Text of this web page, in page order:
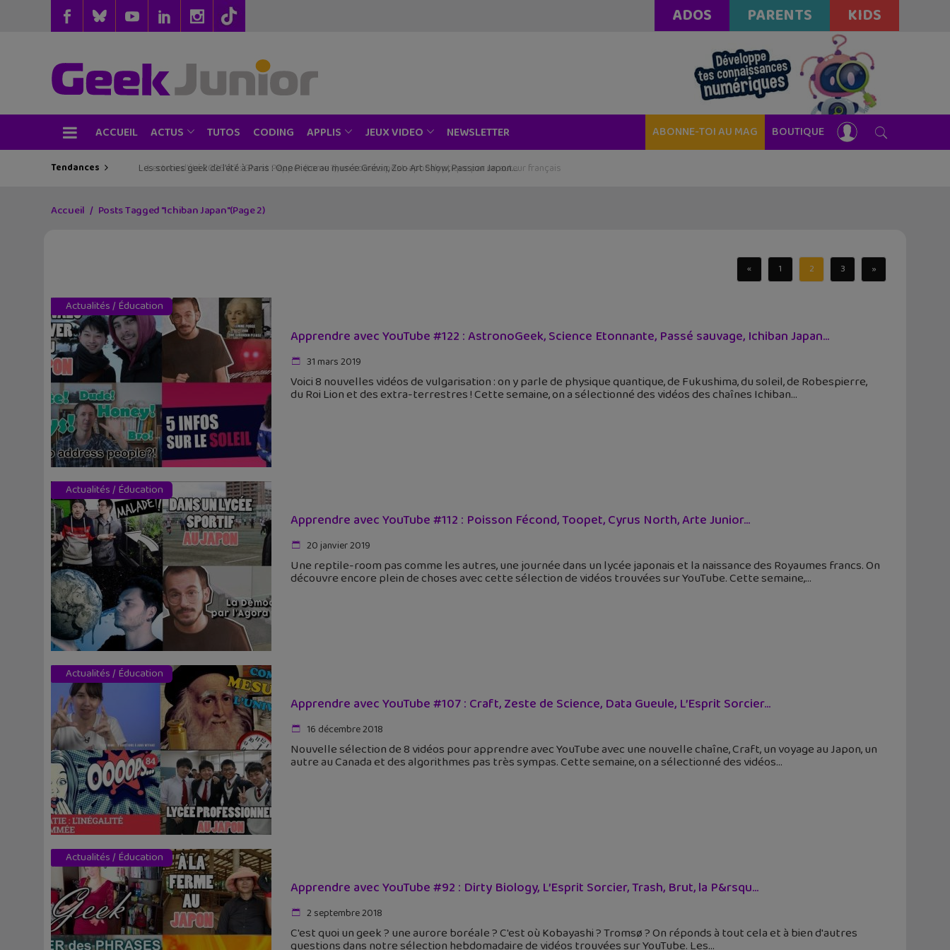
ADOS PARENTS KIDS
ACCUEIL ACTUS TUTOS CODING APPLIS JEUX VIDEO NEWSLETTER ABONNE-TOI AU MAG BOUTIQUE
Tendances Les sorties geek de l’été à Paris : One Piece au musée Grévin, Zoo Art Show, Passion Japon…
Accueil Posts Tagged "Ichiban Japan"(Page 2)
« 1 2 3 »
Actualités/ Éducation
Apprendre avec YouTube #122 : AstronoGeek, Science Etonnante, Passé sauvage, Ichiban Japan...
31 mars 2019
Voici 8 nouvelles vidéos de vulgarisation : on y parle de physique quantique, de Fukushima, du soleil, de Robespierre,
du Roi Lion et des extra-terrestres ! Cette semaine, on a sélectionné des vidéos des chaînes Ichiban
Actualités/ Éducation
Apprendre avec YouTube #112 : Poisson Fécond, Toopet, Cyrus North, Arte Junior…
20 janvier 2019
Une reptile-room pas comme les autres, une journée dans un lycée japonais et la naissance des Royaumes francs. On
découvre encore plein de choses avec cette sélection de vidéos trouvées sur YouTube. Cette semaine,
Actualités/ Éducation
Apprendre avec YouTube #107 : Craft, Zeste de Science, Data Gueule, L’Esprit Sorcier...
16 décembre 2018
Nouvelle sélection de 8 vidéos pour apprendre avec YouTube avec une nouvelle chaîne, Craft, un voyage au Japon, un
autre au Canada et des algorithmes pas très sympas. Cette semaine, on a sélectionné des vidéos
Actualités/ Éducation
Apprendre avec YouTube #92 : Dirty Biology, L’Esprit Sorcier, Trash, Brut, la P&rsqu...
2 septembre 2018
C'est quoi un geek ? une aurore boréale ? C'est où Kobayashi ? Tromsø ? On réponds à tout cela et à bien d'autres
questions dans notre sélection hebdomadaire de vidéos trouvées sur YouTube. Les